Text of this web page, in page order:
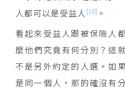
人都可以是受益人 [10] 。
看起來受益人跟被保險人
麼他們究竟有何分別？這
不是另外約定的人選。如
是同一個人，那的確沒有